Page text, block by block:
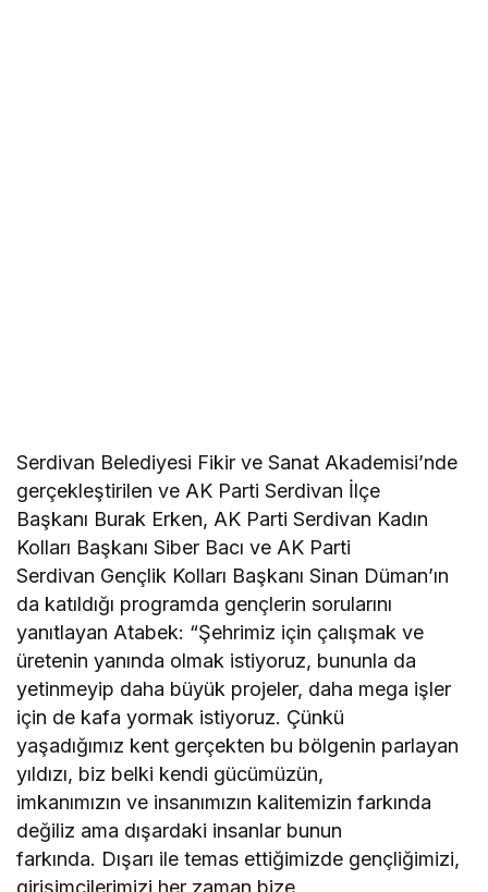
Serdivan Belediyesi Fikir ve Sanat Akademisi’nde
gerçekleştirilen ve AK Parti Serdivan İlçe
Başkanı Burak Erken, AK Parti Serdivan Kadın
Kolları Başkanı Siber Bacı ve AK Parti
Serdivan Gençlik Kolları Başkanı Sinan Düman’ın
da katıldığı programda gençlerin sorularını
yanıtlayan Atabek: “Şehrimiz için çalışmak ve
üretenin yanında olmak istiyoruz, bununla da
yetinmeyip daha büyük projeler, daha mega işler
için de kafa yormak istiyoruz. Çünkü
yaşadığımız kent gerçekten bu bölgenin parlayan
yıldızı, biz belki kendi gücümüzün,
imkanımızın ve insanımızın kalitemizin farkında
değiliz ama dışardaki insanlar bunun
farkında. Dışarı ile temas ettiğimizde gençliğimizi,